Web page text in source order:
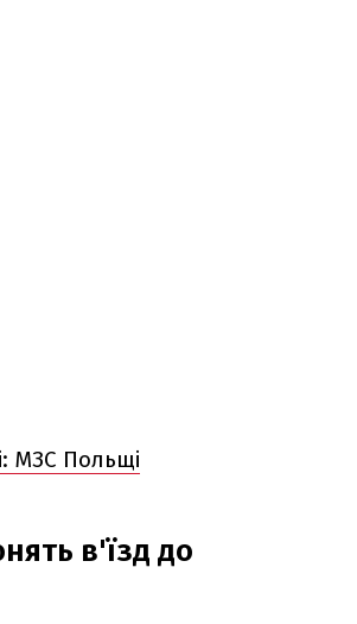
МЗС Польщі
в'їзд до